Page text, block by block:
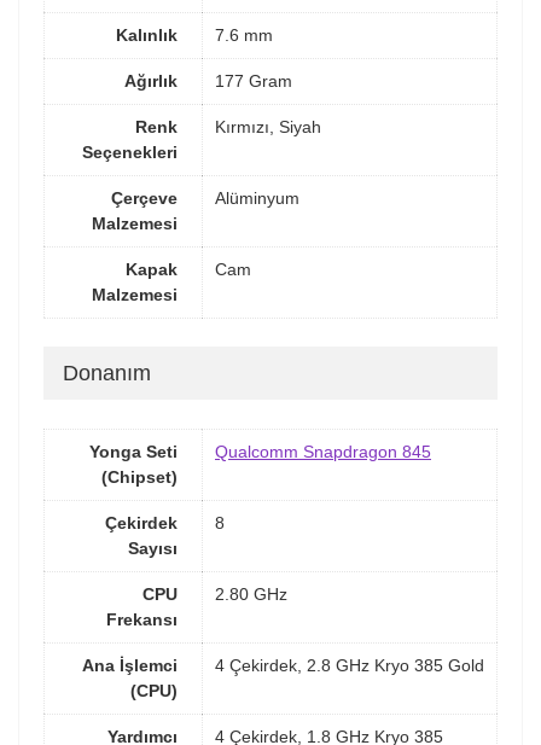
Kalınlık 7.6 mm
Ağırlık 177 Gram
Renk
Seçenekleri
Kırmızı, Siyah
Çerçeve
Malzemesi
Alüminyum
Kapak
Malzemesi
Cam
Donanım
Yonga Seti
(Chipset)
Qualcomm Snapdragon 845
Çekirdek
Sayısı
8
CPU
Frekansı
2.80 GHz
Ana İşlemci
(CPU)
4 Çekirdek, 2.8 GHz Kryo 385 Gold
Yardımcı 4 Çekirdek, 1.8 GHz Kryo 385